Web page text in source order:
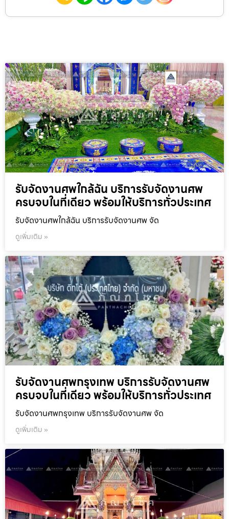
รับจัดงานศพใกล้ฉัน บริการรับจัดงานศพ
ครบจบในที่เดียว พร้อมให้บริการทั่วประเทศ
รับจัดงานศพใกล้ฉัน บริการรับจัดงานศพ จัด
ดูเพิ่มเติม »
รับจัดงานศพกรุงเทพ บริการรับจัดงานศพ
ครบจบในที่เดียว พร้อมให้บริการทั่วประเทศ
รับจัดงานศพกรุงเทพ บริการรับจัดงานศพ จัด
ดูเพิ่มเติม »